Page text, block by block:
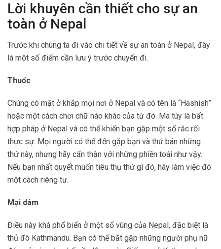
Lời khuyên cần thiết cho sự an
toàn ở Nepal
Trước khi chúng ta đi vào chi tiết về sự an toàn ở Nepal, đây
là một số điểm cần lưu ý trước chuyến đi.
Thuốc
Chúng có mặt ở khắp mọi nơi ở Nepal và có tên là “Hashish”
hoặc một cách chơi chữ nào khác của từ đó. Ma túy là bất
hợp pháp ở Nepal và có thể khiến bạn gặp một số rắc rối
thực sự. Mọi người có thể đến gặp bạn và thử bán những
thứ này, nhưng hãy cẩn thận với những phiền toái như vậy.
Nếu bạn nhất quyết muốn tiêu thụ thứ gì đó, hãy làm việc đó
một cách riêng tư.
Mại dâm
Điều này khá phổ biến ở một số vùng của Nepal, đặc biệt là
thủ đô Kathmandu. Bạn có thể bắt gặp những người phụ nữ